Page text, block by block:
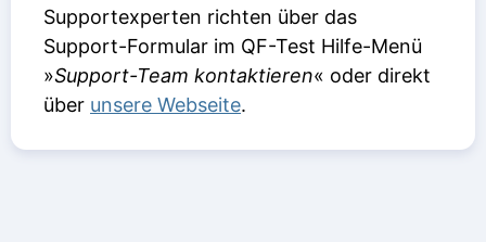
Supportexperten richten über das
Support-Formular im QF-Test Hilfe-Menü
»Support-Team kontaktieren« oder direkt
über unsere Webseite.